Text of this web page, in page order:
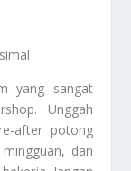
yang sangat
Unggah
after potong
dan